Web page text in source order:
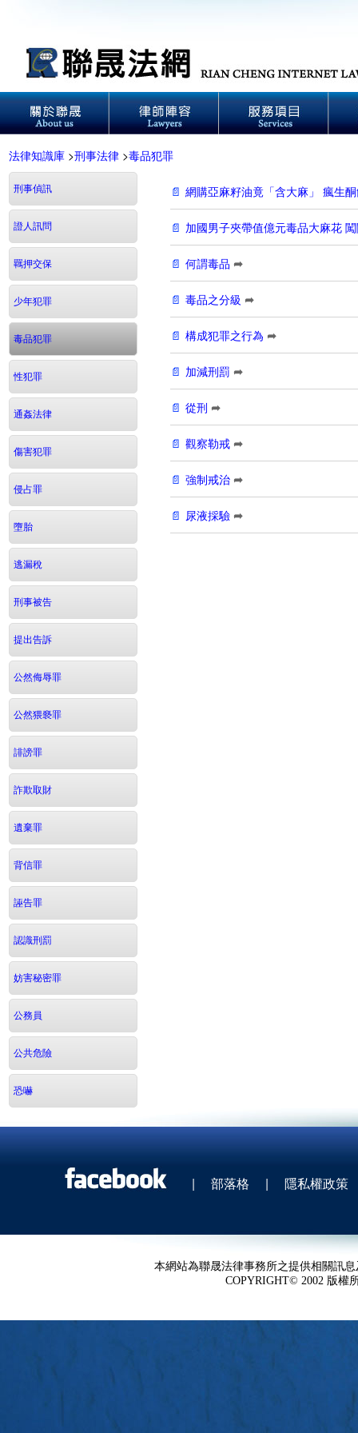
法律知識庫 >刑事法律 >毒品犯罪
刑事偵訊
證人訊問
羈押交保
少年犯罪
毒品犯罪
性犯罪
通姦法律
傷害犯罪
侵占罪
墮胎
逃漏稅
刑事被告
提出告訴
公然侮辱罪
公然猥褻罪
誹謗罪
詐欺取財
遺棄罪
背信罪
誣告罪
認識刑罰
妨害秘密罪
公務員
公共危險
恐嚇
網購亞麻籽油竟「含大麻」 瘋生
加國男子夾帶值億元毒品大麻花
何謂毒品 ➦
毒品之分級 ➦
構成犯罪之行為 ➦
加減刑罰 ➦
從刑 ➦
觀察勒戒 ➦
強制戒治 ➦
尿液採驗 ➦
| 部落格 | 隱私權政策
本網站為聯晟法律事務所之提供相關訊
COPYRIGHT© 2002 版權